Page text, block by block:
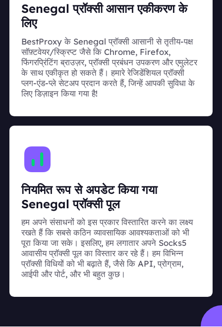
Senegal प्रॉक्सी आसान एकीकरण के
लिए
BestProxy के Senegal प्रॉक्सी आसानी से तृतीय-पक्ष
सॉफ़्टवेयर/स्क्रिप्ट जैसे कि Chrome, Firefox,
फिंगरप्रिंटिंग ब्राउज़र, प्रॉक्सी प्रबंधन उपकरण और एमुलेटर
के साथ एकीकृत हो सकते हैं। हमारे रेजिडेंशियल प्रॉक्सी
प्लग-एंड-प्ले सेटअप प्रदान करते हैं, जिन्हें आपकी सुविधा के
लिए डिज़ाइन किया गया है!
नियमित रूप से अपडेट किया गया
Senegal प्रॉक्सी पूल
हम अपने संसाधनों को इस प्रकार विस्तारित करने का लक्ष्य
रखते हैं कि सबसे कठिन व्यावसायिक आवश्यकताओं को भी
पूरा किया जा सके। इसलिए, हम लगातार अपने Socks5
आवासीय प्रॉक्सी पूल का विस्तार कर रहे हैं। हम विभिन्न
प्रॉक्सी विधियों को भी बढ़ाते हैं, जैसे कि API, प्रोग्राम,
आईपी और पोर्ट, और भी बहुत कुछ।